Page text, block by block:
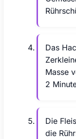
Das
Masse
2
Die
die